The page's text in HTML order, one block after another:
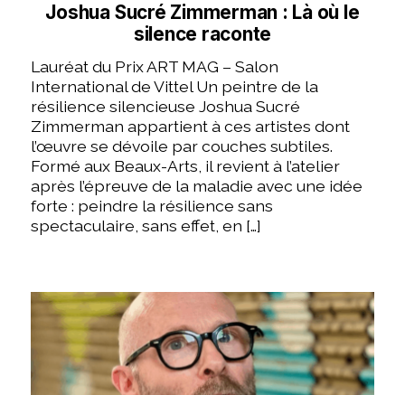
Joshua Sucré Zimmerman : Là où le
silence raconte
Lauréat du Prix ART MAG – Salon
International de Vittel Un peintre de la
résilience silencieuse Joshua Sucré
Zimmerman appartient à ces artistes dont
l’œuvre se dévoile par couches subtiles.
Formé aux Beaux-Arts, il revient à l’atelier
après l’épreuve de la maladie avec une idée
forte : peindre la résilience sans
spectaculaire, sans effet, en […]